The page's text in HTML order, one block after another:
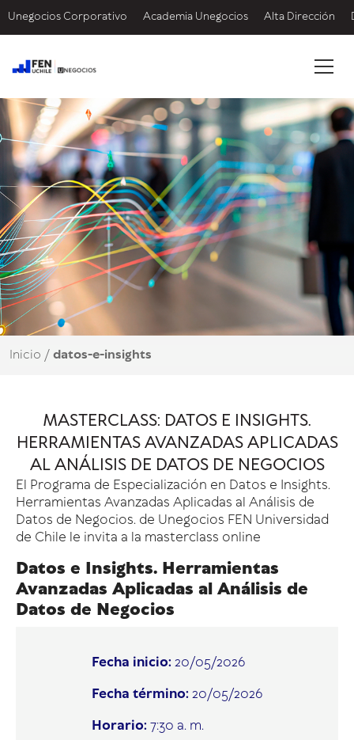
Unegocios Corporativo Academia Unegocios Alta Dirección
Inicio /datos-e-insights
MASTERCLASS: DATOS E INSIGHTS.
HERRAMIENTAS AVANZADAS APLICADAS
AL ANÁLISIS DE DATOS DE NEGOCIOS
El Programa de Especialización en Datos e Insights.
Herramientas Avanzadas Aplicadas al Análisis de
Datos de Negocios. de Unegocios FEN Universidad
de Chile le invita a la masterclass online
Datos e Insights. Herramientas
Avanzadas Aplicadas al Análisis de
Datos de Negocios
Fecha inicio: 20/05/2026
Fecha término: 20/05/2026
Horario: 7:30 a. m.